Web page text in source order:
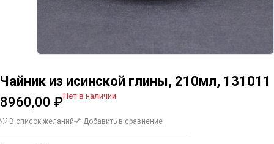
Чайник из исинской глины, 210мл, 131011
8960,00 ₽Нет в наличии
В список желаний Добавить в сравнение